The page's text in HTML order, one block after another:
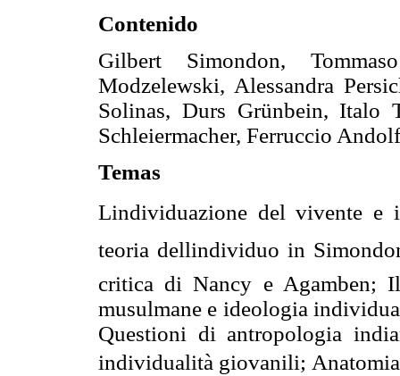
Contenido
Gilbert Simondon,
Modzelewski, Alessandra
Solinas, Durs Grünbein, Italo
Schleiermacher, Ferruccio
Temas
Lindividuazione del vivente
teoria dellindividuo in
critica di Nancy e Agamben;
musulmane e ideologia
Questioni di antropologia
individualità giovanili;